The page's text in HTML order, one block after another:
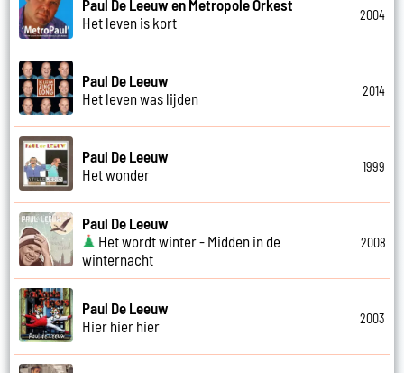
Paul De Leeuw en Metropole Orkest
Het leven is kort
2004
Paul De Leeuw
Het leven was lijden
2014
Paul De Leeuw
Het wonder
1999
Paul De Leeuw
Het wordt winter - Midden in de
winternacht
2008
Paul De Leeuw
Hier hier hier
2003